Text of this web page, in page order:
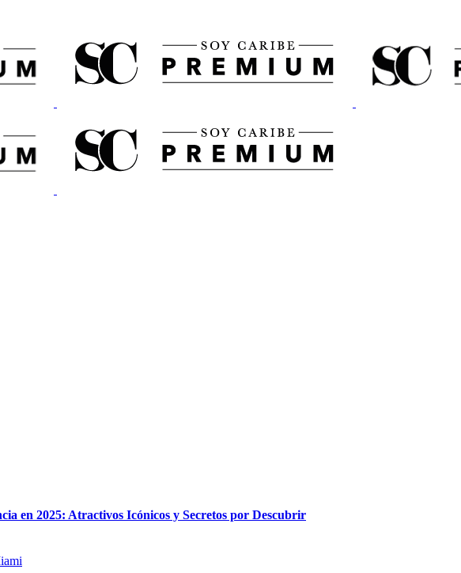
en 2025: Atractivos Icónicos y Secretos por Descubrir